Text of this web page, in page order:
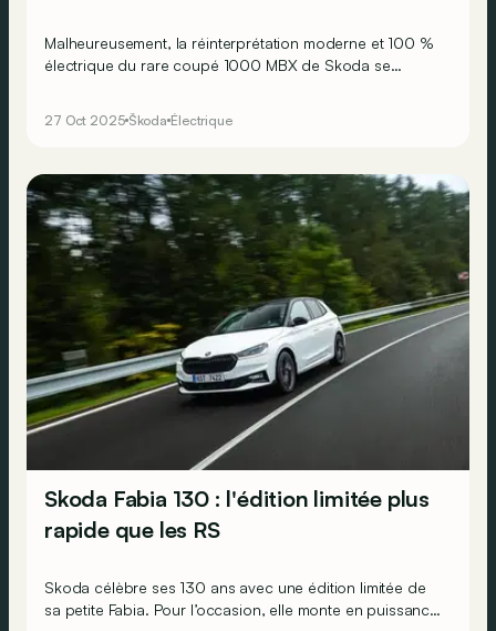
Malheureusement, la réinterprétation moderne et 100 %
électrique du rare coupé 1000 MBX de Skoda se
27 Oct 2025 Škoda Électrique
Skoda Fabia 130 : l'édition limitée plus
rapide que les RS
Skoda célèbre ses 130 ans avec une édition limitée de
sa petite Fabia. Pour l’occasion, elle monte en puissance,